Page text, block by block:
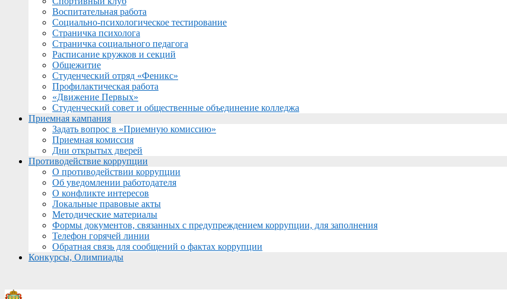
Воспитательная работа
Социально-психологическое тестирование
Страничка психолога
Страничка социального педагога
Расписание кружков и секций
Общежитие
Студенческий отряд «Феникс»
Профилактическая работа
«Движение Первых»
Студенческий совет и общественные объединение колледжа
Приемная кампания
Задать вопрос в «Приемную комиссию»
Приемная комиссия
Дни открытых дверей
Противодействие коррупции
О противодействии коррупции
Об уведомлении работодателя
О конфликте интересов
Локальные правовые акты
Методические материалы
Формы документов, связанных с предупреждением коррупции, для заполнения
Телефон горячей линии
Обратная связь для сообщений о фактах коррупции
Конкурсы, Олимпиады